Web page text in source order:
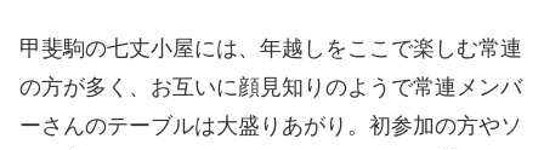
甲斐駒の七丈小屋には、年越しをここで楽しむ常連
の方が多く、お互いに顔見知りのようで常連メンバ
ーさんのテーブルは大盛りあがり。初参加の方やソ